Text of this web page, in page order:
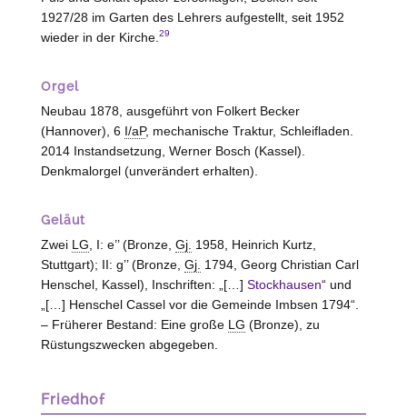
1927/28 im Garten des Lehrers aufgestellt, seit 1952
wieder in der Kirche. 29
Orgel
Neubau 1878, ausgeführt von Folkert Becker
(Hannover), 6 I/aP, mechanische Traktur, Schleifladen.
2014 Instandsetzung, Werner Bosch (Kassel).
Denkmalorgel (unverändert erhalten).
Geläut
Zwei LG , I: e’’ (Bronze, Gj. 1958, Heinrich Kurtz,
Stuttgart); II: g’’ (Bronze, Gj. 1794, Georg Christian Carl
Henschel, Kassel), Inschriften: „[…] Stockhausen“ und
„[…] Henschel Cassel vor die Gemeinde Imbsen 1794“.
– Früherer Bestand: Eine große LG (Bronze), zu
Rüstungszwecken abgegeben.
Friedhof